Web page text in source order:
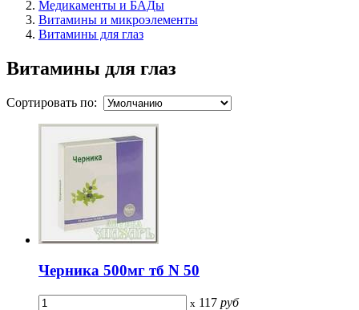
Медикаменты и БАДы
Витамины и микроэлементы
Витамины для глаз
Витамины для глаз
Сортировать по:
Черника 500мг тб N 50
x 117 руб